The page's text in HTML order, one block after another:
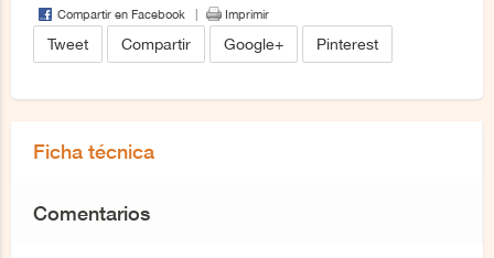
Compartir en Facebook Imprimir
Tweet Compartir Google+ Pinterest
Ficha técnica
Comentarios